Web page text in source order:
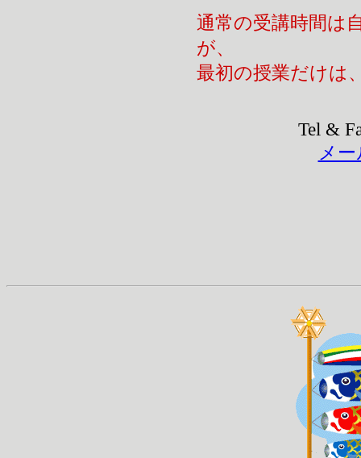
通常の受講時間は
が、
最初の授業だけは
Tel &
メ